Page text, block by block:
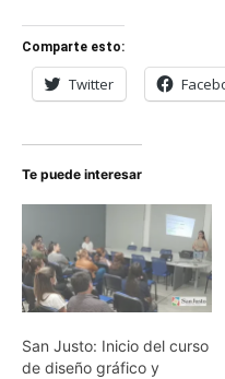
Comparte esto:
Twitter
Te puede interesar
San Justo: Inicio del curso
de diseño gráfico y